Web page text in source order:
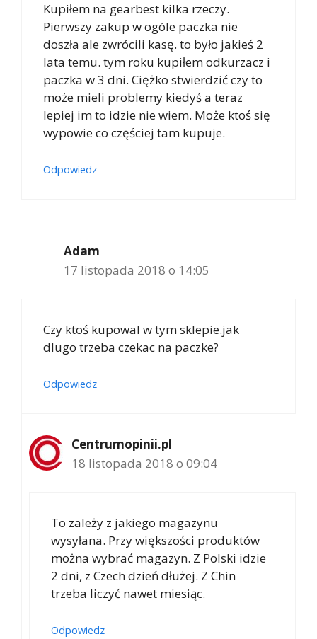
Kupiłem na gearbest kilka rzeczy.
Pierwszy zakup w ogóle paczka nie
doszła ale zwrócili kasę. to było jakieś 2
lata temu. tym roku kupiłem odkurzacz i
paczka w 3 dni. Ciężko stwierdzić czy to
może mieli problemy kiedyś a teraz
lepiej im to idzie nie wiem. Może ktoś się
wypowie co częściej tam kupuje.
Odpowiedz
Adam
17 listopada 2018 o 14:05
Czy ktoś kupowal w tym sklepie.jak
dlugo trzeba czekac na paczke?
Odpowiedz
Centrumopinii.pl
18 listopada 2018 o 09:04
To zależy z jakiego magazynu
wysyłana. Przy większości produktów
można wybrać magazyn. Z Polski idzie
2 dni, z Czech dzień dłużej. Z Chin
trzeba liczyć nawet miesiąc.
Odpowiedz